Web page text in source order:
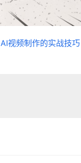
AI视频制作的实战技巧